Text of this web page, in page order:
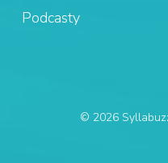
Podcasty
© 2026